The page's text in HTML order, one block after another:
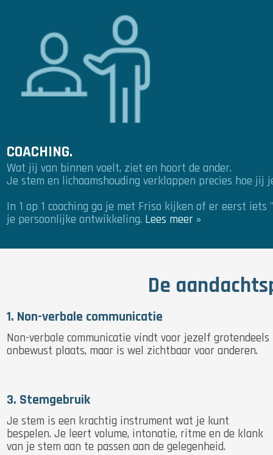
COACHING.
Wat jij van binnen voelt, ziet en hoort de ander.
Je stem en lichaamshouding verklappen precies hoe jij
In 1 op 1 coaching ga je met Friso kijken of er eerst
je persoonlijke ontwikkeling. Lees meer »
De
1. Non-verbale communicatie
Non-verbale communicatie vindt voor jezelf grotendeels
onbewust plaats, maar is wel zichtbaar voor anderen.
3. Stemgebruik
Je stem is een krachtig instrument wat je kunt
bespelen. Je leert volume, intonatie, ritme en de klank
van je stem aan te passen aan de gelegenheid.